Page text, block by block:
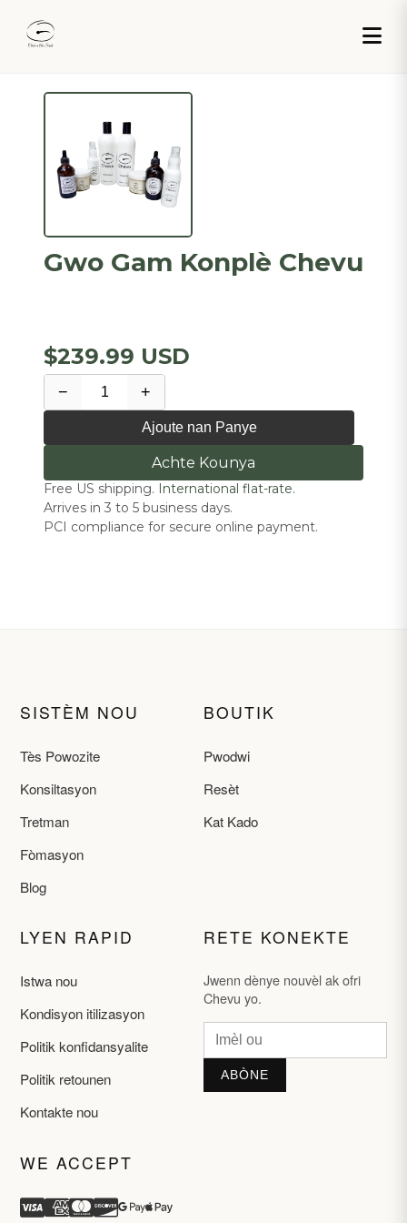
Gwo Gam Konplè Chevu
$239.99 USD
− +
Ajoute nan Panye
Achte Kounya
Free US shipping. International flat-rate.
Arrives in 3 to 5 business days.
PCI compliance for secure online payment.
SISTÈM NOU
Tès Powozite
Konsiltasyon
Tretman
Fòmasyon
Blog
BOUTIK
Pwodwi
Resèt
Kat Kado
LYEN RAPID
Istwa nou
Kondisyon itilizasyon
Politik konfidansyalite
Politik retounen
Kontakte nou
RETE KONEKTE
Jwenn dènye nouvèl ak ofri
Chevu yo.
ABÒNE
WE ACCEPT